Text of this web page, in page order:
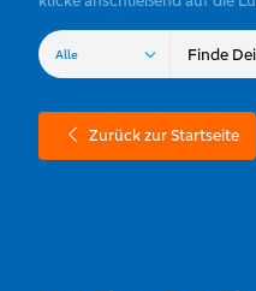
Zurück zur Startseite